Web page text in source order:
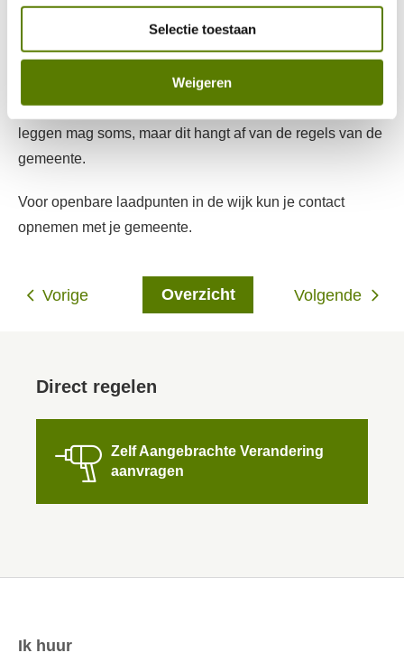
Selectie toestaan
Weigeren
Je betaalt geen extra servicekosten, maar het kan zijn dat
we destreefhuurvan je woning verhogen. De laadpaal is
alleen voor jouw gebruik. Bij het einde van je huur moet
je de laadpaal zelf verwijderen. Kabels over de stoep
leggen mag soms, maar dit hangt af van de regels van de
gemeente.
Voor openbare laadpunten in de wijk kun je contact
opnemen met je gemeente.
Volgende
Overzicht
Vorige
Direct regelen
 Zelf Aangebrachte Verandering
aanvragen
Contactinformatie
Ik huur